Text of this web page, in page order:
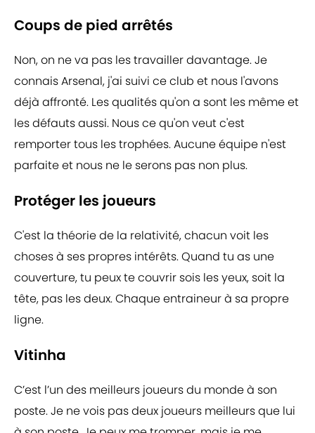
Coups de pied arrêtés
Non, on ne va pas les travailler davantage. Je
connais Arsenal, j'ai suivi ce club et nous l'avons
déjà affronté. Les qualités qu'on a sont les même et
les défauts aussi. Nous ce qu'on veut c'est
remporter tous les trophées. Aucune équipe n'est
parfaite et nous ne le serons pas non plus.
Protéger les joueurs
C'est la théorie de la relativité, chacun voit les
choses à ses propres intérêts. Quand tu as une
couverture, tu peux te couvrir sois les yeux, soit la
tête, pas les deux. Chaque entraineur à sa propre
ligne.
Vitinha
C’est l’un des meilleurs joueurs du monde à son
poste. Je ne vois pas deux joueurs meilleurs que lui